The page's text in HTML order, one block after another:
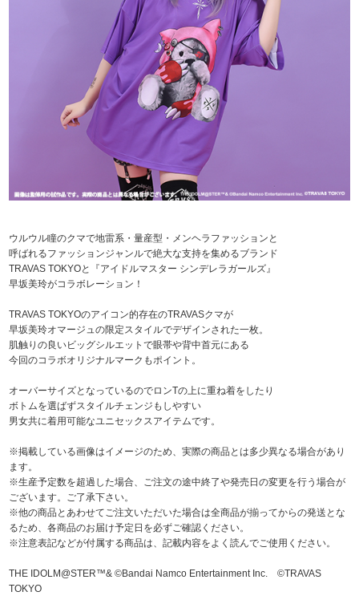
アイドリッシュセブン
モフモフパレード
ウルウル瞳のクマで地雷系・量産型・メンヘラファッションと
呼ばれるファッションジャンルで絶大な支持を集めるブランド
TRAVAS TOKYOと『アイドルマスター シンデレラガールズ』
早坂美玲がコラボレーション！
TRAVAS TOKYOのアイコン的存在のTRAVASクマが
早坂美玲オマージュの限定スタイルでデザインされた一枚。
肌触りの良いビッグシルエットで眼帯や背中首元にある
今回のコラボオリジナルマークもポイント。
オーバーサイズとなっているのでロンTの上に重ね着をしたり
ボトムを選ばずスタイルチェンジもしやすい
男女共に着用可能なユニセックスアイテムです。
※掲載している画像はイメージのため、実際の商品とは多少異なる場合があり
ます。
※生産予定数を超過した場合、ご注文の途中終了や発売日の変更を行う場合が
ございます。ご了承下さい。
※他の商品とあわせてご注文いただいた場合は全商品が揃ってからの発送とな
るため、各商品のお届け予定日を必ずご確認ください。
※注意表記などが付属する商品は、記載内容をよく読んでご使用ください。
THE IDOLM@STER™& ©Bandai Namco Entertainment Inc. ©TRAVAS
TOKYO